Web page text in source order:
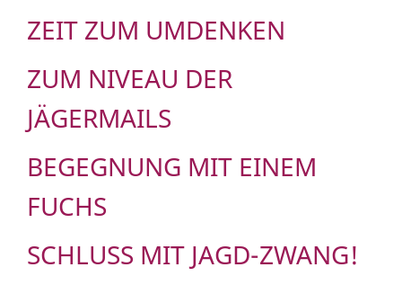
ZEIT ZUM UMDENKEN
ZUM NIVEAU DER
JÄGERMAILS
BEGEGNUNG MIT EINEM
FUCHS
SCHLUSS MIT JAGD-ZWANG!